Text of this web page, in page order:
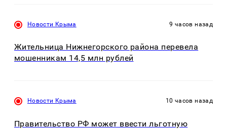
Новости Крыма 9 часов назад
Жительница Нижнегорского района перевела
мошенникам 14,5 млн рублей
Новости Крыма 10 часов назад
Правительство РФ может ввести льготную